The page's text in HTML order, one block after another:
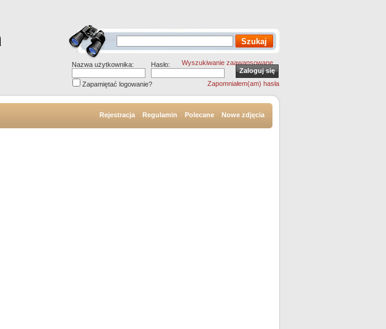
Wyszukiwanie zaawansowane
Nazwa użytkownika: Hasło:
Zapamiętać logowanie? Zapomniałem(am) hasła
Rejestracja Regulamin Polecane Nowe zdjęcia